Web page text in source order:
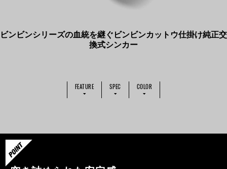
ビンビンシリーズの血統を継ぐビンビンカットウ仕掛け純正交
換式シンカー
FEATURE SPEC COLOR